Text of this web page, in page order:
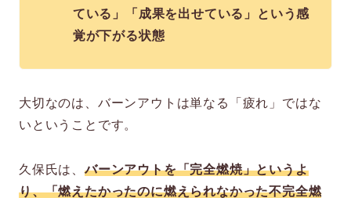
ている」「成果を出せている」という感
覚が下がる状態
大切なのは、バーンアウトは単なる「疲れ」ではな
いということです。
久保氏は、バーンアウトを「完全燃焼」というよ
り、「燃えたかったのに燃えられなかった不完全燃